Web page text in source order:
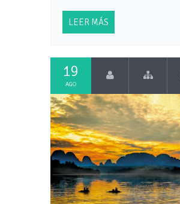
LEER MÁS
19
AGO